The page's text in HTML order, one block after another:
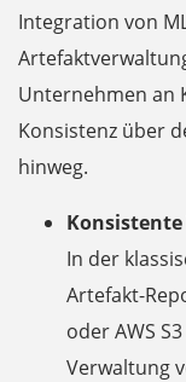
Integration von
Unternehmen an
Konsistenz über
hinweg.
In der
Artefakt-
oder AWS
Verwaltung